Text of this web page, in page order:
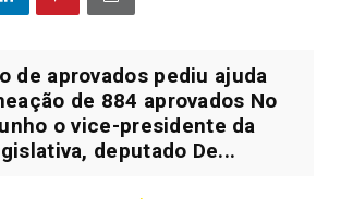
de aprovados pediu ajuda
de 884 aprovados No
o vice-presidente da
deputado De...